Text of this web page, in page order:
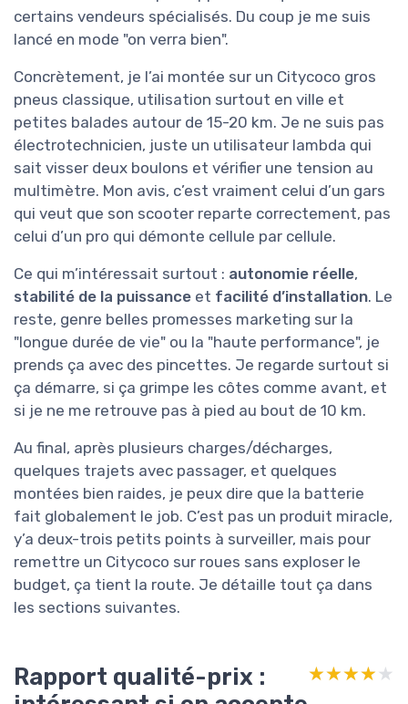
certains vendeurs spécialisés. Du coup je me suis
lancé en mode "on verra bien".
Concrètement, je l’ai montée sur un Citycoco gros
pneus classique, utilisation surtout en ville et
petites balades autour de 15-20 km. Je ne suis pas
électrotechnicien, juste un utilisateur lambda qui
sait visser deux boulons et vérifier une tension au
multimètre. Mon avis, c’est vraiment celui d’un gars
qui veut que son scooter reparte correctement, pas
celui d’un pro qui démonte cellule par cellule.
Ce qui m’intéressait surtout : autonomie réelle,
stabilité de la puissance et facilité d’installation. Le
reste, genre belles promesses marketing sur la
"longue durée de vie" ou la "haute performance", je
prends ça avec des pincettes. Je regarde surtout si
ça démarre, si ça grimpe les côtes comme avant, et
si je ne me retrouve pas à pied au bout de 10 km.
Au final, après plusieurs charges/décharges,
quelques trajets avec passager, et quelques
montées bien raides, je peux dire que la batterie
fait globalement le job. C’est pas un produit miracle,
y’a deux-trois petits points à surveiller, mais pour
remettre un Citycoco sur roues sans exploser le
budget, ça tient la route. Je détaille tout ça dans
les sections suivantes.
Rapport qualité-prix :
★★★★★
★★★★★